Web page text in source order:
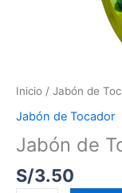
Inicio / Jabón de
Jabón de Tocador
Jabón de
S/3.50